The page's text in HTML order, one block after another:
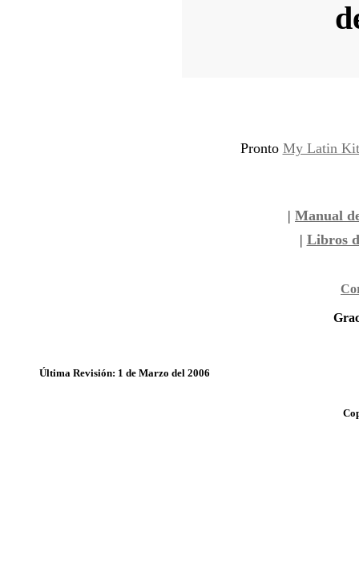
Pronto My Latin
| Manual
| Libros
Última Revisión: 1 de Marzo del 2006